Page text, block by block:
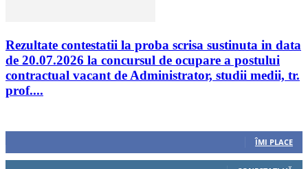
Rezultate contestatii la proba scrisa sustinuta in data
de 20.07.2026 la concursul de ocupare a postului
contractual vacant de Administrator, studii medii, tr.
prof....
ÎMI PLACE